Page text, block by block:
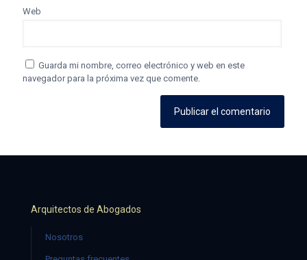
Web
Guarda mi nombre, correo electrónico y web en este
navegador para la próxima vez que comente.
Arquitectos de Abogados
Nosotros